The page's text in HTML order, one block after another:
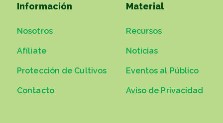
Información
Nosotros
Afíliate
Protección de Cultivos
Contacto
Material
Recursos
Noticias
Eventos al Público
Aviso de Privacidad